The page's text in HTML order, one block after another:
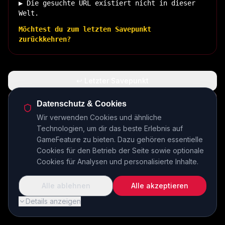
▶ Die gesuchte URL existiert nicht in dieser
Welt.
Möchtest du zum letzten Savepunkt
zurückkehren?
🏠 Zurück zur Basis
INSERT COIN TO CONTINUE...
Datenschutz & Cookies
Wir verwenden Cookies und ähnliche
Technologien, um dir das beste Erlebnis auf
GameFeature zu bieten. Dazu gehören essentielle
Cookies für den Betrieb der Seite sowie optionale
Cookies für Analysen und personalisierte Inhalte.
Details anzeigen
Alle ablehnen Alle akzeptieren